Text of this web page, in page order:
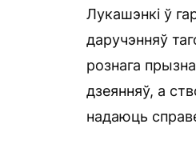
Лукашэнкі ў
даручэнняў
рознага
дзеянняў, а
надаюць